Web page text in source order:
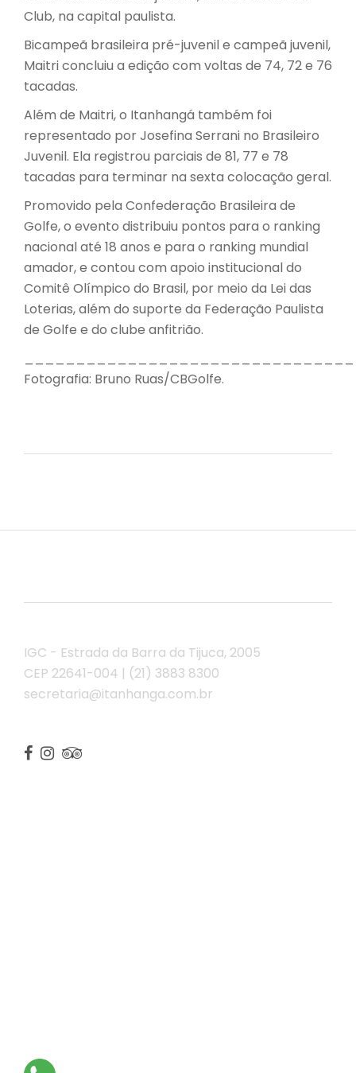
Club, na capital paulista.
Bicampeã brasileira pré-juvenil e campeã juvenil,
Maitri concluiu a edição com voltas de 74, 72 e 76
tacadas.
Além de Maitri, o Itanhangá também foi
representado por Josefina Serrani no Brasileiro
Juvenil. Ela registrou parciais de 81, 77 e 78
tacadas para terminar na sexta colocação geral.
Promovido pela Confederação Brasileira de
Golfe, o evento distribuiu pontos para o ranking
nacional até 18 anos e para o ranking mundial
amador, e contou com apoio institucional do
Comitê Olímpico do Brasil, por meio da Lei das
Loterias, além do suporte da Federação Paulista
de Golfe e do clube anfitrião.
Fotografia: Bruno Ruas/CBGolfe.
IGC - Estrada da Barra da Tijuca, 2005
CEP 22641-004 | (21) 3883 8300
secretaria@itanhanga.com.br